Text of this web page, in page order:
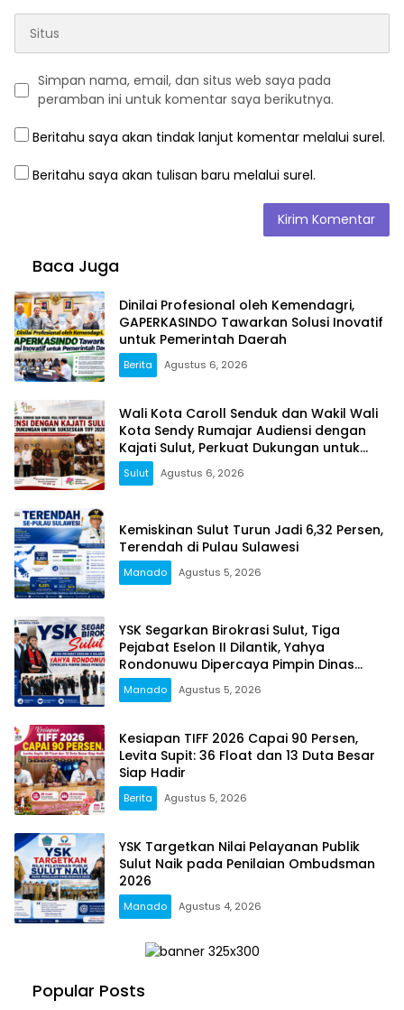
Simpan nama, email, dan situs web saya pada
peramban ini untuk komentar saya berikutnya.
Beritahu saya akan tindak lanjut komentar melalui surel.
Beritahu saya akan tulisan baru melalui surel.
Baca Juga
Dinilai Profesional oleh Kemendagri,
GAPERKASINDO Tawarkan Solusi Inovatif
untuk Pemerintah Daerah
Berita Agustus 6, 2026
Wali Kota Caroll Senduk dan Wakil Wali
Kota Sendy Rumajar Audiensi dengan
Kajati Sulut, Perkuat Dukungan untuk
Sukseskan TIFF 2026
Sulut Agustus 6, 2026
Kemiskinan Sulut Turun Jadi 6,32 Persen,
Terendah di Pulau Sulawesi
Manado Agustus 5, 2026
YSK Segarkan Birokrasi Sulut, Tiga
Pejabat Eselon II Dilantik, Yahya
Rondonuwu Dipercaya Pimpin Dinas
Pendidikan
Manado Agustus 5, 2026
Kesiapan TIFF 2026 Capai 90 Persen,
Levita Supit: 36 Float dan 13 Duta Besar
Siap Hadir
Berita Agustus 5, 2026
YSK Targetkan Nilai Pelayanan Publik
Sulut Naik pada Penilaian Ombudsman
2026
Manado Agustus 4, 2026
Popular Posts